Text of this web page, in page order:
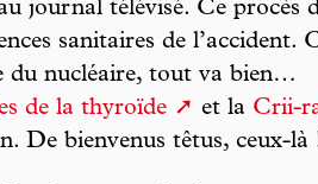
journal télévisé. Ce procès
sanitaires de l’accident.
du nucléaire, tout va bien…
de la thyroïde et la Crii-
De bienvenus têtus, ceux-là